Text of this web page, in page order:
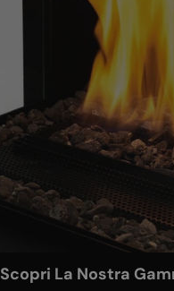
Scopri La Nostra